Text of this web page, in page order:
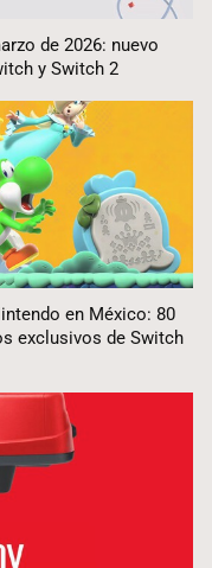
de 2026: nuevo
y Switch 2
en México: 80
exclusivos de Switch